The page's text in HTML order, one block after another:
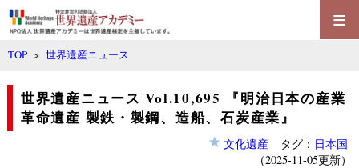
≡
TOP >世界遺産ニュース
世界遺産ニュース Vol.10,695 『明治日本の産業
革命遺産 製鉄・製鋼、造船、石炭産業』
文化遺産タグ： 日本国
（2025-11-05更新）